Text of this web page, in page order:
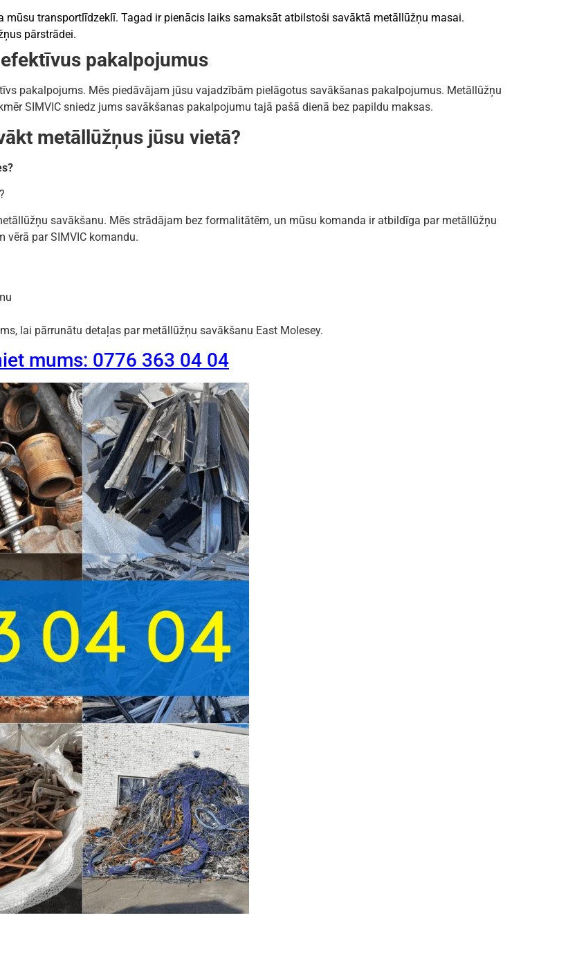
transportlīdzeklī. Tagad ir pienācis laiks samaksāt atbilstoši savāktā metāllūžņu masai.
pārstrādei.
pakalpojumus
pakalpojums. Mēs piedāvājam jūsu vajadzībām pielāgotus savākšanas pakalpojumus. Metāllūžņu
SIMVIC sniedz jums savākšanas pakalpojumu tajā pašā dienā bez papildu maksas.
metāllūžņus jūsu vietā?
savākšanu. Mēs strādājam bez formalitātēm, un mūsu komanda ir atbildīga par metāllūžņu
vērā par SIMVIC komandu.
lai pārrunātu detaļas par metāllūžņu savākšanu East Molesey.
mums: 0776 363 04 04